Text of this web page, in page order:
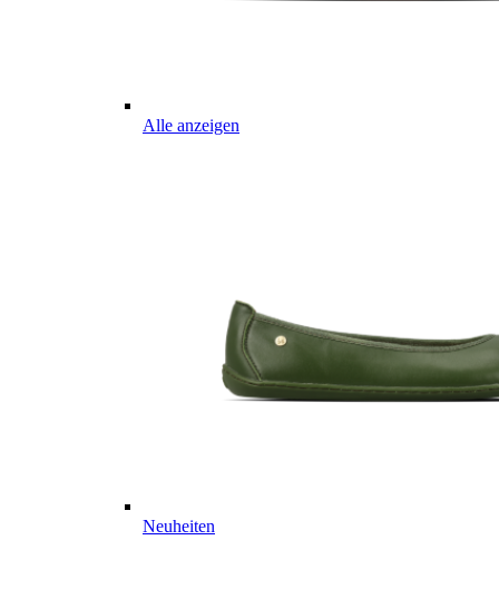
Alle anzeigen
Neuheiten